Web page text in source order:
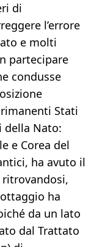
di
l’errore
e molti
partecipare
condusse
Stati
Nato:
e Corea del
ha avuto il
ha
da un lato
dal Trattato